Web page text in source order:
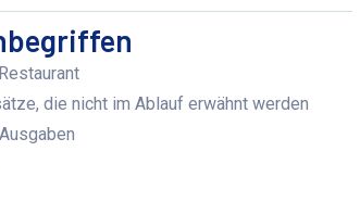
die nicht im Ablauf erwähnt werden